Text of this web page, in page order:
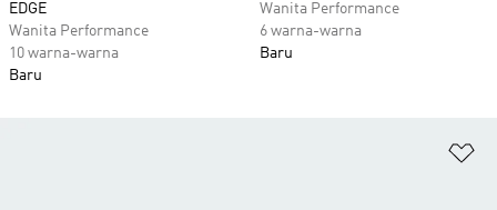
EDGE
Wanita Performance
10 warna-warna
Baru
Wanita Performance
6 warna-warna
Baru